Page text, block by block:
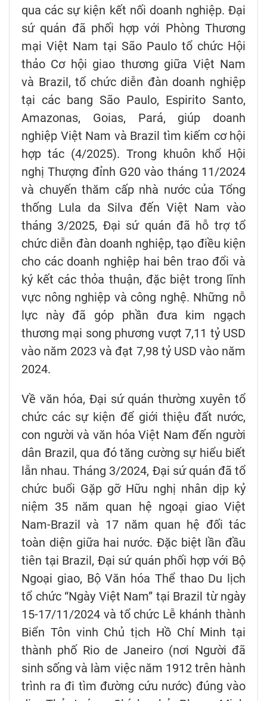
qua các sự kiện kết nối doanh nghiệp. Đại
sứ quán đã phối hợp với Phòng Thương
mại Việt Nam tại São Paulo tổ chức Hội
thảo Cơ hội giao thương giữa Việt Nam
và Brazil, tổ chức diễn đàn doanh nghiệp
tại các bang São Paulo, Espirito Santo,
Amazonas, Goias, Pará, giúp doanh
nghiệp Việt Nam và Brazil tìm kiếm cơ hội
hợp tác (4/2025). Trong khuôn khổ Hội
nghị Thượng đỉnh G20 vào tháng 11/2024
và chuyến thăm cấp nhà nước của Tổng
thống Lula da Silva đến Việt Nam vào
tháng 3/2025, Đại sứ quán đã hỗ trợ tổ
chức diễn đàn doanh nghiệp, tạo điều kiện
cho các doanh nghiệp hai bên trao đổi và
ký kết các thỏa thuận, đặc biệt trong lĩnh
vực nông nghiệp và công nghệ. Những nỗ
lực này đã góp phần đưa kim ngạch
thương mại song phương vượt 7,11 tỷ USD
vào năm 2023 và đạt 7,98 tỷ USD vào năm
2024.
Về văn hóa, Đại sứ quán thường xuyên tổ
chức các sự kiện để giới thiệu đất nước,
con người và văn hóa Việt Nam đến người
dân Brazil, qua đó tăng cường sự hiểu biết
lẫn nhau. Tháng 3/2024, Đại sứ quán đã tổ
chức buổi Gặp gỡ Hữu nghị nhân dịp kỷ
niệm 35 năm quan hệ ngoại giao Việt
Nam-Brazil và 17 năm quan hệ đối tác
toàn diện giữa hai nước. Đặc biệt lần đầu
tiên tại Brazil, Đại sứ quán phối hợp với Bộ
Ngoại giao, Bộ Văn hóa Thể thao Du lịch
tổ chức “Ngày Việt Nam” tại Brazil từ ngày
15-17/11/2024 và tổ chức Lễ khánh thành
Biển Tôn vinh Chủ tịch Hồ Chí Minh tại
thành phố Rio de Janeiro (nơi Người đã
sinh sống và làm việc năm 1912 trên hành
trình ra đi tìm đường cứu nước) đúng vào